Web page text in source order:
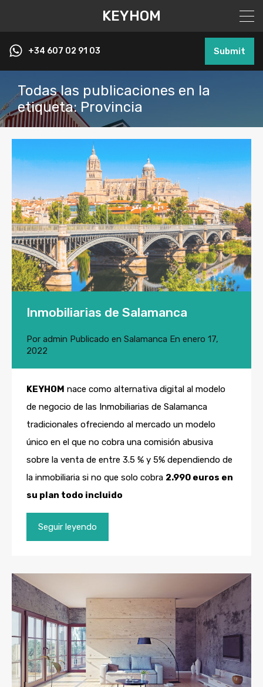
KEYHOM
+34 607 02 91 03 Submit
Todas las publicaciones en la
etiqueta: Provincia
Inmobiliarias de Salamanca
Por admin Publicado en Salamanca En enero 17,
2022
KEYHOM nace como alternativa digital al modelo
de negocio de las Inmobiliarias de Salamanca
tradicionales ofreciendo al mercado un modelo
único en el que no cobra una comisión abusiva
sobre la venta de entre 3.5 % y 5% dependiendo de
la inmobiliaria si no que solo cobra 2.990 euros en
su plan todo incluido
Seguir leyendo